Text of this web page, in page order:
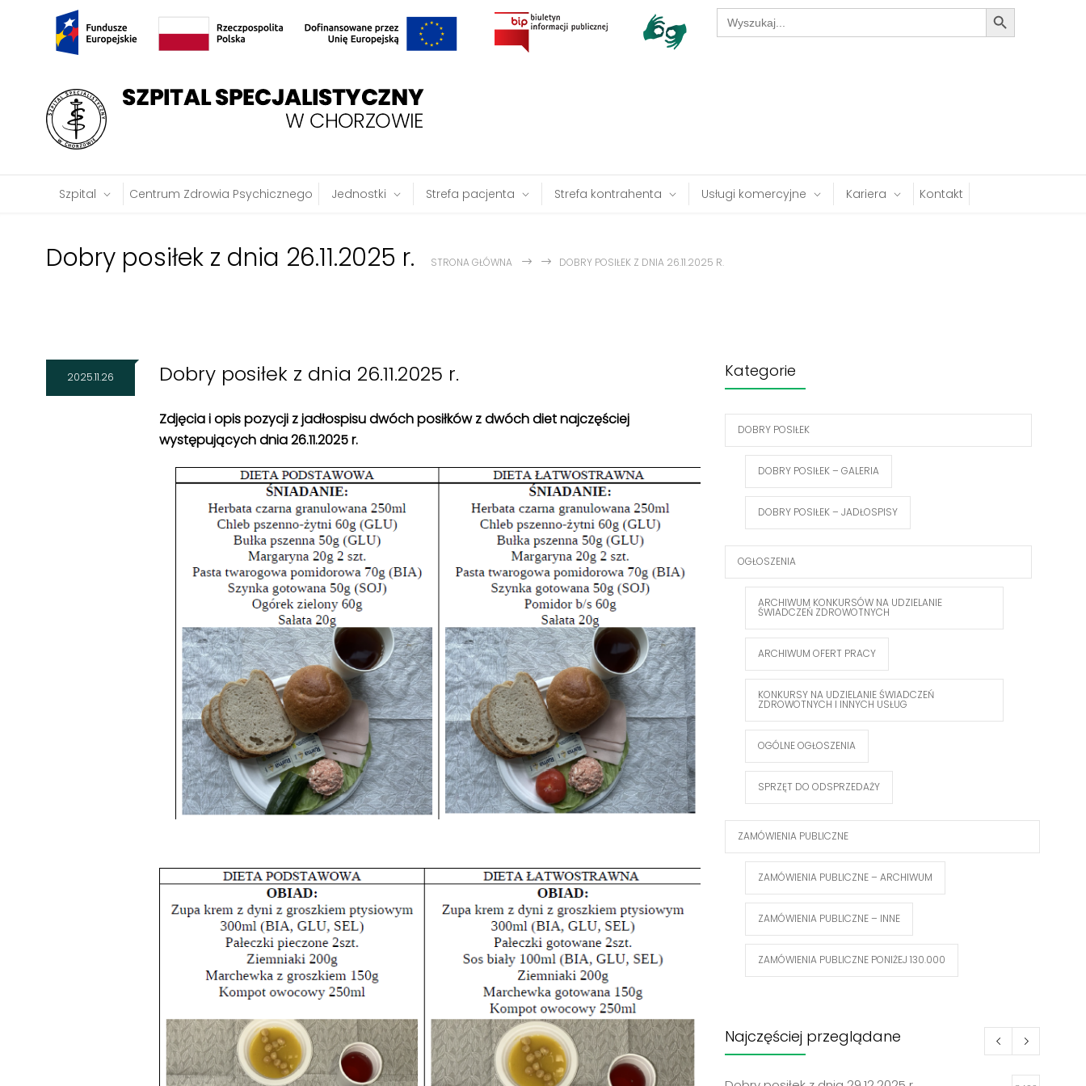
Search
for:
Search Button
Szpital Centrum Zdrowia Psychicznego Jednostki Strefa pacjenta Strefa kontrahenta Usługi komercyjne Kariera Kontakt
Dobry posiłek z dnia 26.11.2025 r. STRONA GŁÓWNA DOBRY POSIŁEK Z DNIA 26.11.2025 R.
2025.11.26 Dobry posiłek z dnia 26.11.2025 r.
Zdjęcia i opis pozycji z jadłospisu dwóch posiłków z dwóch diet najczęściej
występujących dnia 26.11.2025 r.
Kategorie
DOBRY POSIŁEK
DOBRY POSIŁEK – GALERIA
DOBRY POSIŁEK – JADŁOSPISY
OGŁOSZENIA
ARCHIWUM KONKURSÓW NA UDZIELANIE
ŚWIADCZEŃ ZDROWOTNYCH
ARCHIWUM OFERT PRACY
KONKURSY NA UDZIELANIE ŚWIADCZEŃ
ZDROWOTNYCH I INNYCH USŁUG
OGÓLNE OGŁOSZENIA
SPRZĘT DO ODSPRZEDAŻY
ZAMÓWIENIA PUBLICZNE
ZAMÓWIENIA PUBLICZNE – ARCHIWUM
ZAMÓWIENIA PUBLICZNE – INNE
ZAMÓWIENIA PUBLICZNE PONIŻEJ 130.000
Najczęściej przeglądane